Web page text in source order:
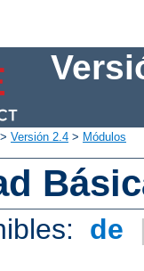
> Versión 2.4 > Módulos
de